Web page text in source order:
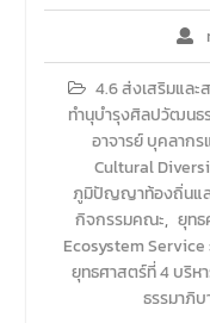
4.6 ส่งเสริมแล
ทำนุบำรุงศิลปวัฒนธ
อาจารย์ บุคลากร
Cultural
ภูมิปัญญาท้องถิ่นแล
กิจกรรมคณะ, ยุท
Ecosystem Service
ยุทธศาสตร์ที่ 4 บริห
ธรรมาภิบ